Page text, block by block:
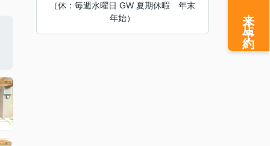
（休：毎週水曜日 GW 夏期休暇 年末
年始）
来店予約